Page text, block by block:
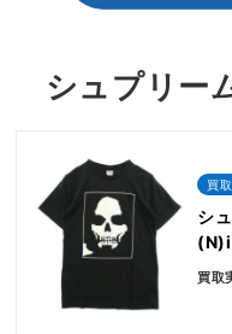
シュプリー
買
シ
買取